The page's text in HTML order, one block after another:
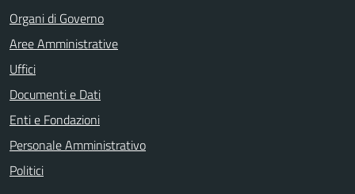
Organi di Governo
Aree Amministrative
Uffici
Documenti e Dati
Enti e Fondazioni
Personale Amministrativo
Politici